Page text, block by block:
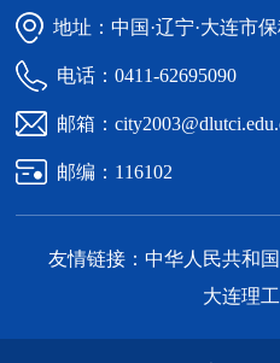
地址：中国·辽宁·大连市
电话：0411-62695090
邮箱：
邮编：116102
友情链接： 中华人民共和
大连理